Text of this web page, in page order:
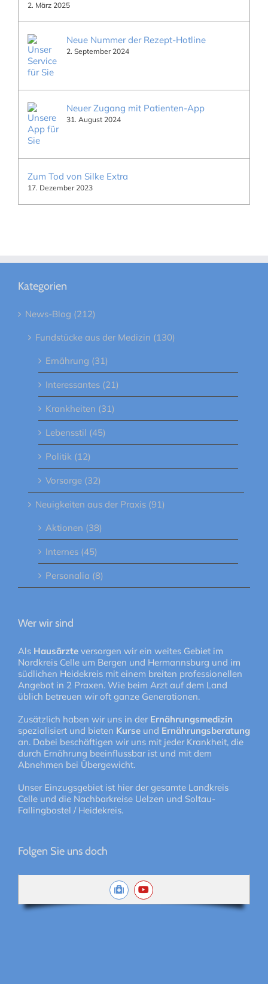
2. März 2025
Neue Nummer der Rezept-Hotline
2. September 2024
Neuer Zugang mit Patienten-App
31. August 2024
Zum Tod von Silke Extra
17. Dezember 2023
Kategorien
News-Blog (212)
Fundstücke aus der Medizin (130)
Ernährung (31)
Interessantes (21)
Krankheiten (31)
Lebensstil (45)
Politik (12)
Vorsorge (32)
Neuigkeiten aus der Praxis (91)
Aktionen (38)
Internes (45)
Personalia (8)
Wer wir sind
Als Hausärzte versorgen wir ein weites Gebiet im
Nordkreis Celle um Bergen und Hermannsburg und im
südlichen Heidekreis mit einem breiten professionellen
Angebot in 2 Praxen. Wie beim Arzt auf dem Land
üblich betreuen wir oft ganze Generationen.
Zusätzlich haben wir uns in der Ernährungsmedizin
spezialisiert und bieten Kurse und Ernährungsberatung
an. Dabei beschäftigen wir uns mit jeder Krankheit, die
durch Ernährung beeinflussbar ist und mit dem
Abnehmen bei Übergewicht.
Unser Einzugsgebiet ist hier der gesamte Landkreis
Celle und die Nachbarkreise Uelzen und Soltau-
Fallingbostel / Heidekreis.
Folgen Sie uns doch